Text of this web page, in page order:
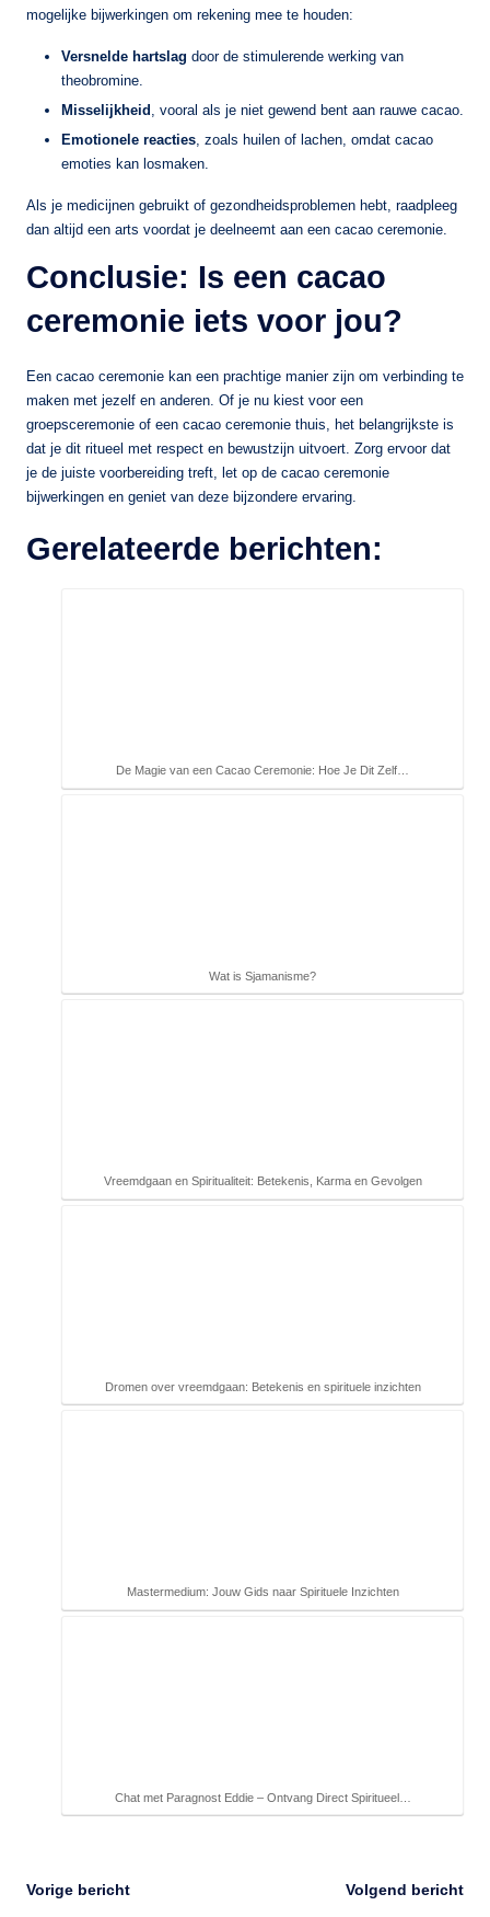
mogelijke bijwerkingen om rekening mee te houden:
Versnelde hartslag door de stimulerende werking van
theobromine.
Misselijkheid , vooral als je niet gewend bent aan rauwe cacao.
Emotionele reacties, zoals huilen of lachen, omdat cacao
emoties kan losmaken.
Als je medicijnen gebruikt of gezondheidsproblemen hebt, raadpleeg
dan altijd een arts voordat je deelneemt aan een cacao ceremonie.
Conclusie: Is een cacao
ceremonie iets voor jou?
Een cacao ceremonie kan een prachtige manier zijn om verbinding te
maken met jezelf en anderen. Of je nu kiest voor een
groepsceremonie of een cacao ceremonie thuis, het belangrijkste is
dat je dit ritueel met respect en bewustzijn uitvoert. Zorg ervoor dat
je de juiste voorbereiding treft, let op de cacao ceremonie
bijwerkingen en geniet van deze bijzondere ervaring.
Gerelateerde berichten:
De Magie van een Cacao Ceremonie: Hoe Je Dit Zelf…
Wat is Sjamanisme?
Vreemdgaan en Spiritualiteit: Betekenis, Karma en Gevolgen
Dromen over vreemdgaan: Betekenis en spirituele inzichten
Mastermedium: Jouw Gids naar Spirituele Inzichten
Chat met Paragnost Eddie – Ontvang Direct Spiritueel…
Bericht
Vorige bericht Volgend bericht